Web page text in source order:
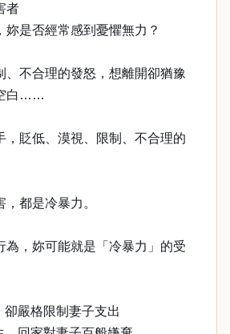
者
妳是否經常感到憂懼無力？
、不合理的發怒，想離開卻猶豫
白……
，貶低、漠視、限制、不合理的
都是冷暴力。
為，妳可能就是「冷暴力」的受
嚴格限制妻子支出